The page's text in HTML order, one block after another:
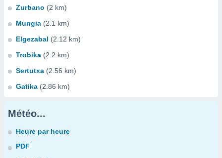
Zurbano (2 km)
Mungia (2.1 km)
Elgezabal (2.12 km)
Trobika (2.2 km)
Sertutxa (2.56 km)
Gatika (2.86 km)
Météo...
Heure par heure
PDF